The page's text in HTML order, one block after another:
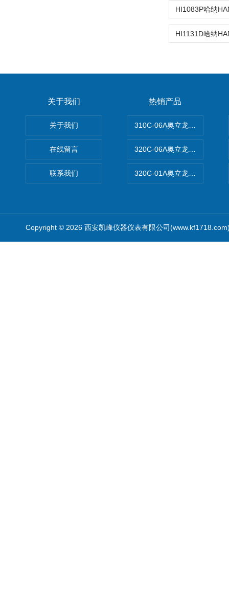
关于我们
关于我们
在线留言
联系我们
热销产品
310C-06A奥立龙实验室台式
320C-06A奥立龙实验室便携
320C-01A奥立龙实验室便携
Copyright © 2026 西安凯峰仪器仪表有限公司